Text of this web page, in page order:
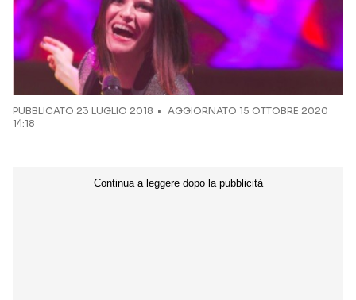
PUBBLICATO 23 LUGLIO 2018
AGGIORNATO 15 OTTOBRE 2020
14:18